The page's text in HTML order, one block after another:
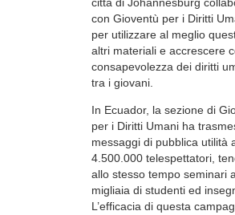
con Gioventù per i Diritti
per utilizzare al meglio
altri materiali e accrescere
consapevolezza dei diritti
tra i giovani.
In Ecuador, la sezione di
per i Diritti Umani ha
messaggi di pubblica utilità
4.500.000 telespettatori,
allo stesso tempo seminari
migliaia di studenti ed
L’efficacia di questa